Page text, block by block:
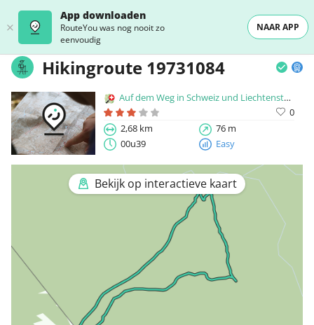
App downloaden
RouteYou was nog nooit zo
eenvoudig
NAAR APP
Hikingroute 19731084
Auf dem Weg in Schweiz und Liechtenstein
0
2,68 km
76 m
00u39
Easy
Bekijk op interactieve kaart